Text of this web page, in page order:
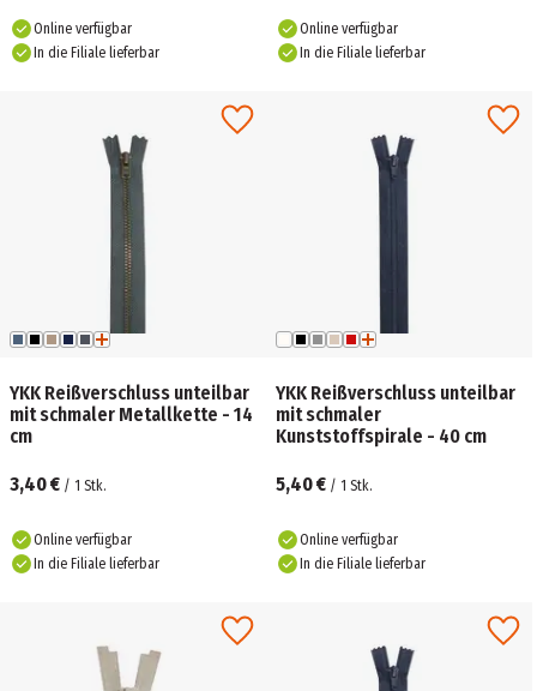
Online verfügbar
In die Filiale lieferbar
Online verfügbar
In die Filiale lieferbar
YKK Reißverschluss unteilbar
mit schmaler Metallkette - 14
cm
3,40 € / 1 Stk.
Online verfügbar
In die Filiale lieferbar
YKK Reißverschluss unteilbar
mit schmaler
Kunststoffspirale - 40 cm
5,40 € / 1 Stk.
Online verfügbar
In die Filiale lieferbar